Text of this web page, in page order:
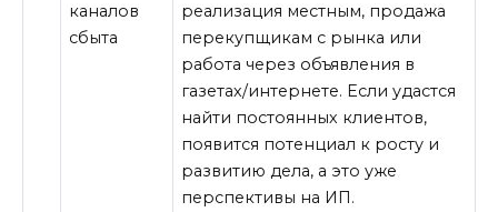
каналов
сбыта
реализация местным, продажа
перекупщикам с рынка или
работа через объявления в
газетах/интернете. Если удастся
найти постоянных клиентов,
появится потенциал к росту и
развитию дела, а это уже
перспективы на ИП.